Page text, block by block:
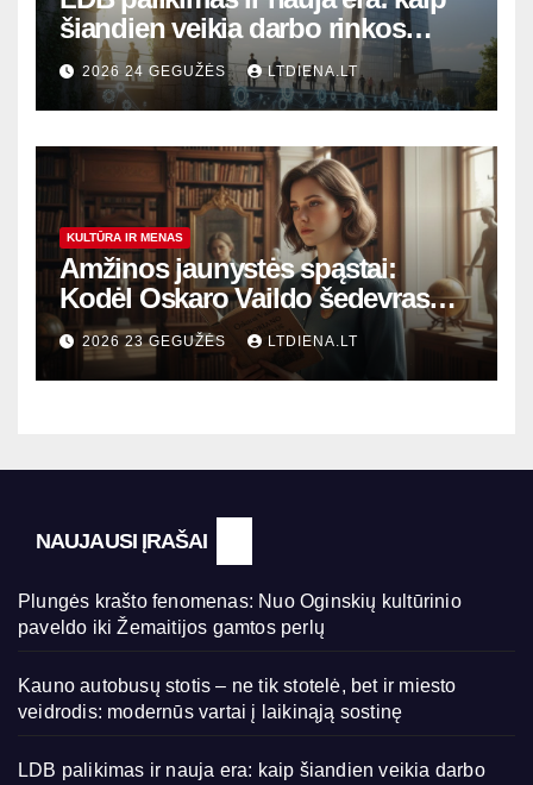
šiandien veikia darbo rinkos
variklis Lietuvoje?
2026 24 GEGUŽĖS LTDIENA.LT
KULTŪRA IR MENAS
Amžinos jaunystės spąstai:
Kodėl Oskaro Vaildo šedevras
šiandien aktualesnis nei bet
kada?
2026 23 GEGUŽĖS LTDIENA.LT
NAUJAUSI ĮRAŠAI
Plungės krašto fenomenas: Nuo Oginskių kultūrinio
paveldo iki Žemaitijos gamtos perlų
Kauno autobusų stotis – ne tik stotelė, bet ir miesto
veidrodis: modernūs vartai į laikinąją sostinę
LDB palikimas ir nauja era: kaip šiandien veikia darbo